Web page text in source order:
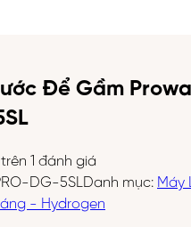
Để Gầm
1 đánh giá
DG-5SLDanh mục: Máy
- Hydrogen